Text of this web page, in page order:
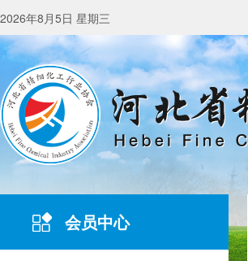
2026年8月5日 星期三
会员中心